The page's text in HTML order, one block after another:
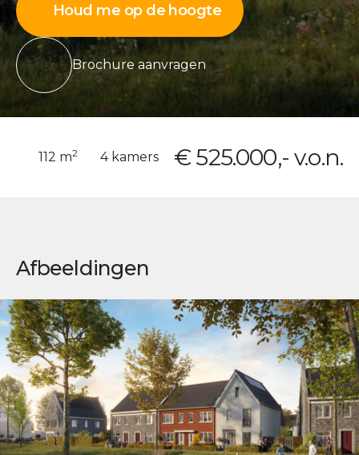
Houd me op de hoogte
Brochure aanvragen
112 m2 4 kamers € 525.000,- v.o.n.
Afbeeldingen